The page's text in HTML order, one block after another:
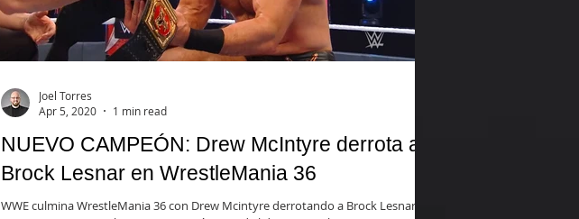
NUEVO CAMPEÓN: Drew McIntyre derrota a
Brock Lesnar en WrestleMania 36
WWE culmina WrestleMania 36 con Drew Mcintyre derrotando a Brock Lesnar
Joel Torres
Apr 5, 2020
1 min read